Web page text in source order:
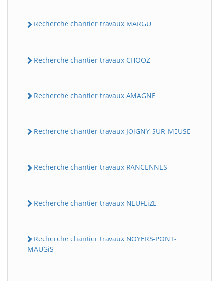
Recherche chantier travaux MARGUT
Recherche chantier travaux CHOOZ
Recherche chantier travaux AMAGNE
Recherche chantier travaux JOiGNY-SUR-MEUSE
Recherche chantier travaux RANCENNES
Recherche chantier travaux NEUFLiZE
Recherche chantier travaux NOYERS-PONT-
MAUGiS